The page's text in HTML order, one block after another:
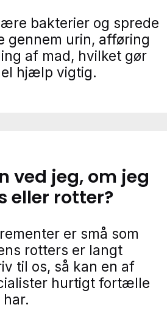
bakterier og sprede
gennem urin, afføring
af mad, hvilket gør
hjælp vigtig.
ved jeg, om jeg
eller rotter?
er små som
rotters er langt
til os, så kan en af
hurtigt fortælle